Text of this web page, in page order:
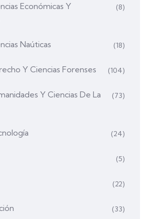
Económicas Y
(8)
Naúticas (18)
Y Ciencias Forenses (104)
Y Ciencias De La
(73)
(24)
(5)
(22)
(33)